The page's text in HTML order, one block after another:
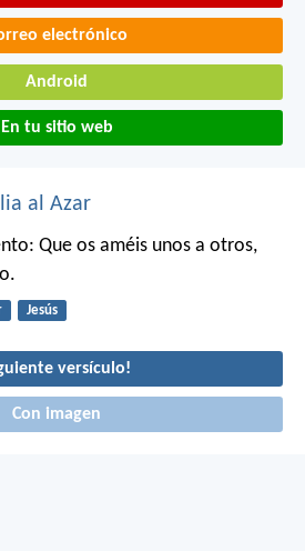
electrónico
Android
En tu sitio web
al Azar
Que os améis unos a otros,
Jesús
versículo!
Con imagen